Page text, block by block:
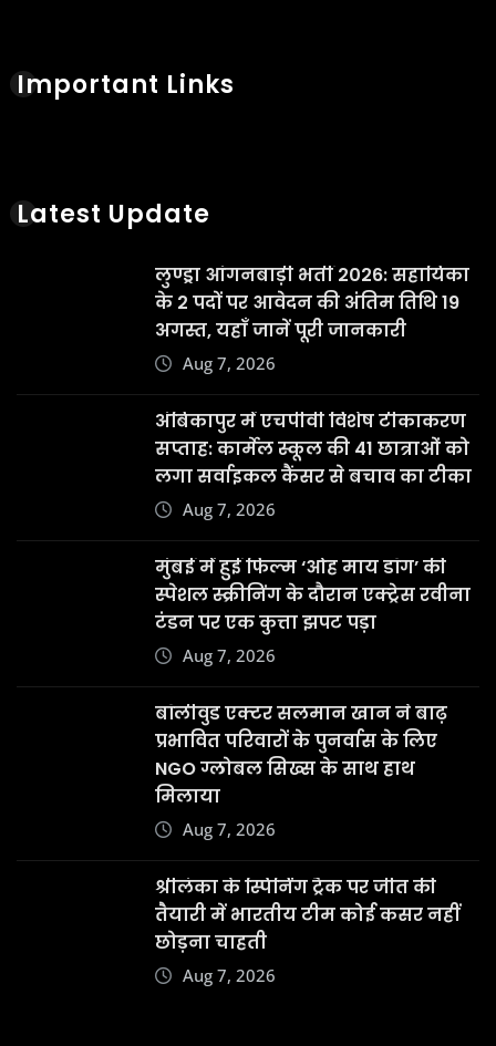
Important Links
Latest Update
लुण्ड्रा आंगनबाड़ी भर्ती 2026: सहायिका
के 2 पदों पर आवेदन की अंतिम तिथि 19
अगस्त, यहाँ जानें पूरी जानकारी
Aug 7, 2026
अंबिकापुर में एचपीवी विशेष टीकाकरण
सप्ताह: कार्मेल स्कूल की 41 छात्राओं को
लगा सर्वाइकल कैंसर से बचाव का टीका
Aug 7, 2026
मुंबई में हुई फिल्म ‘ओह माय डॉग’ की
स्पेशल स्क्रीनिंग के दौरान एक्ट्रेस रवीना
टंडन पर एक कुत्ता झपट पड़ा
Aug 7, 2026
बॉलीवुड एक्टर सलमान खान ने बाढ़
प्रभावित परिवारों के पुनर्वास के लिए
NGO ग्लोबल सिख्स के साथ हाथ
मिलाया
Aug 7, 2026
श्रीलंका के स्पिनिंग ट्रैक पर जीत की
तैयारी में भारतीय टीम कोई कसर नहीं
छोड़ना चाहती
Aug 7, 2026